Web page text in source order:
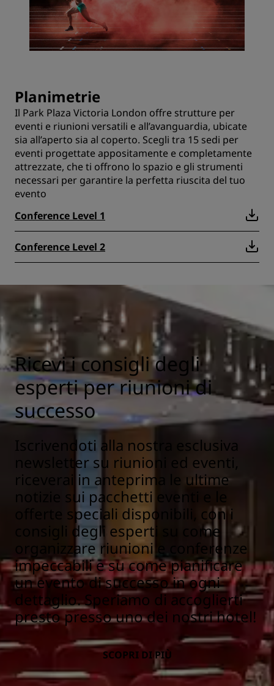
Planimetrie
Il Park Plaza Victoria London offre strutture per
eventi e riunioni versatili e all’avanguardia, ubicate
sia all’aperto sia al coperto. Scegli tra 15 sedi per
eventi progettate appositamente e completamente
attrezzate, che ti offrono lo spazio e gli strumenti
necessari per garantire la perfetta riuscita del tuo
evento
Conference Level 1
Conference Level 2
Ricevi i consigli degli
esperti per riunioni di
successo
Iscrivendoti alla nostra esclusiva
newsletter su riunioni ed eventi,
riceverai in anteprima le ultime
notizie sui pacchetti eventi e le
offerte speciali disponibili, con i
consigli degli esperti su come
organizzare riunioni e conferenze
impeccabili e su come pianificare
un evento di successo in ogni
dettaglio. Speriamo di accoglierti
presto presso uno dei nostri hotel!
SCOPRI DI PIÙ